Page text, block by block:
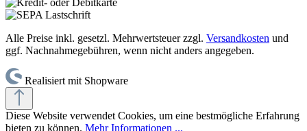
Alle Preise inkl. gesetzl. Mehrwertsteuer zzgl. Versandkosten und
ggf. Nachnahmegebühren, wenn nicht anders angegeben.
Realisiert mit Shopware
Diese Website verwendet Cookies, um eine bestmögliche Erfahrung
bieten zu können. Mehr Informationen ...